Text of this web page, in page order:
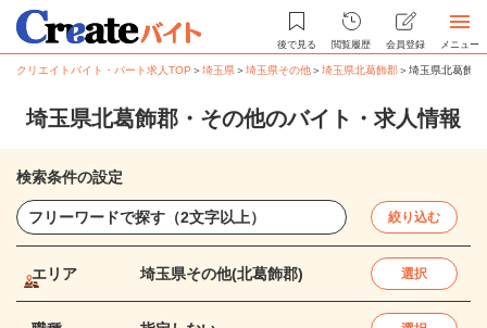
後で見る 閲覧履歴 会員登録 メニュー
クリエイトバイト・パート求人TOP ＞埼玉県＞埼玉県その他＞埼玉県北葛飾郡＞埼玉県北葛飾
埼玉県北葛飾郡・その他のバイト・求人情報
検索条件の設定
絞り込む
エリア 埼玉県その他(北葛飾郡) 選択